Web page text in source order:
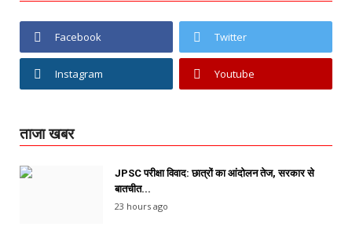
Facebook Twitter
Instagram Youtube
ताजा खबर
JPSC परीक्षा विवाद: छात्रों का आंदोलन तेज, सरकार से
बातचीत...
23 hours ago